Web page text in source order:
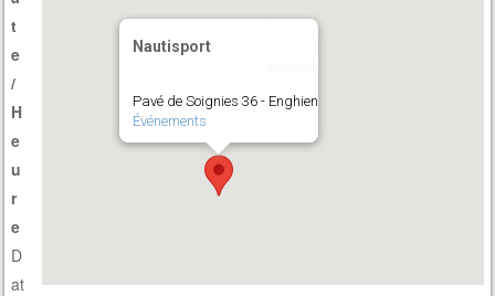
Nautisport
Pavé de Soignies 36 - Enghien
Événements
t
e
/
H
e
u
r
e
D
at